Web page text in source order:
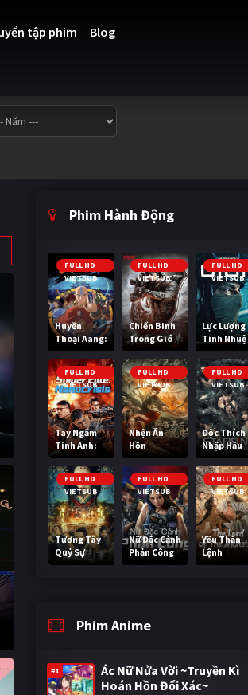
tập phim Blog
Phim Hành Động
FULL HD
VIETSUB
Huyền
Thoại Aang:
Tiết Khí Sư
Cuối Cùng
FULL HD
VIETSUB
Chiến Binh
Trong Gió
FULL HD
VIETSUB
Lực Lượng
Tinh Nhuệ
FULL HD
VIETSUB
Tay Ngắm
Tinh Anh:
Nguy Cơ
Nano
FULL HD
VIETSUB
Nhện Ăn
Hồn
FULL HD
VIETSUB
Độc Thích
Nhập Hầu
FULL HD
VIETSUB
Tương Tây
Quỷ Sự
FULL HD
VIETSUB
Nữ Đặc Cảnh
Phản Công
FULL HD
VIETSUB
Yêu Thần
Lệnh
Phim Anime
#1
Ác Nữ Nửa Vời ~Truyền Kì
Hoán Hồn Đổi Xác~